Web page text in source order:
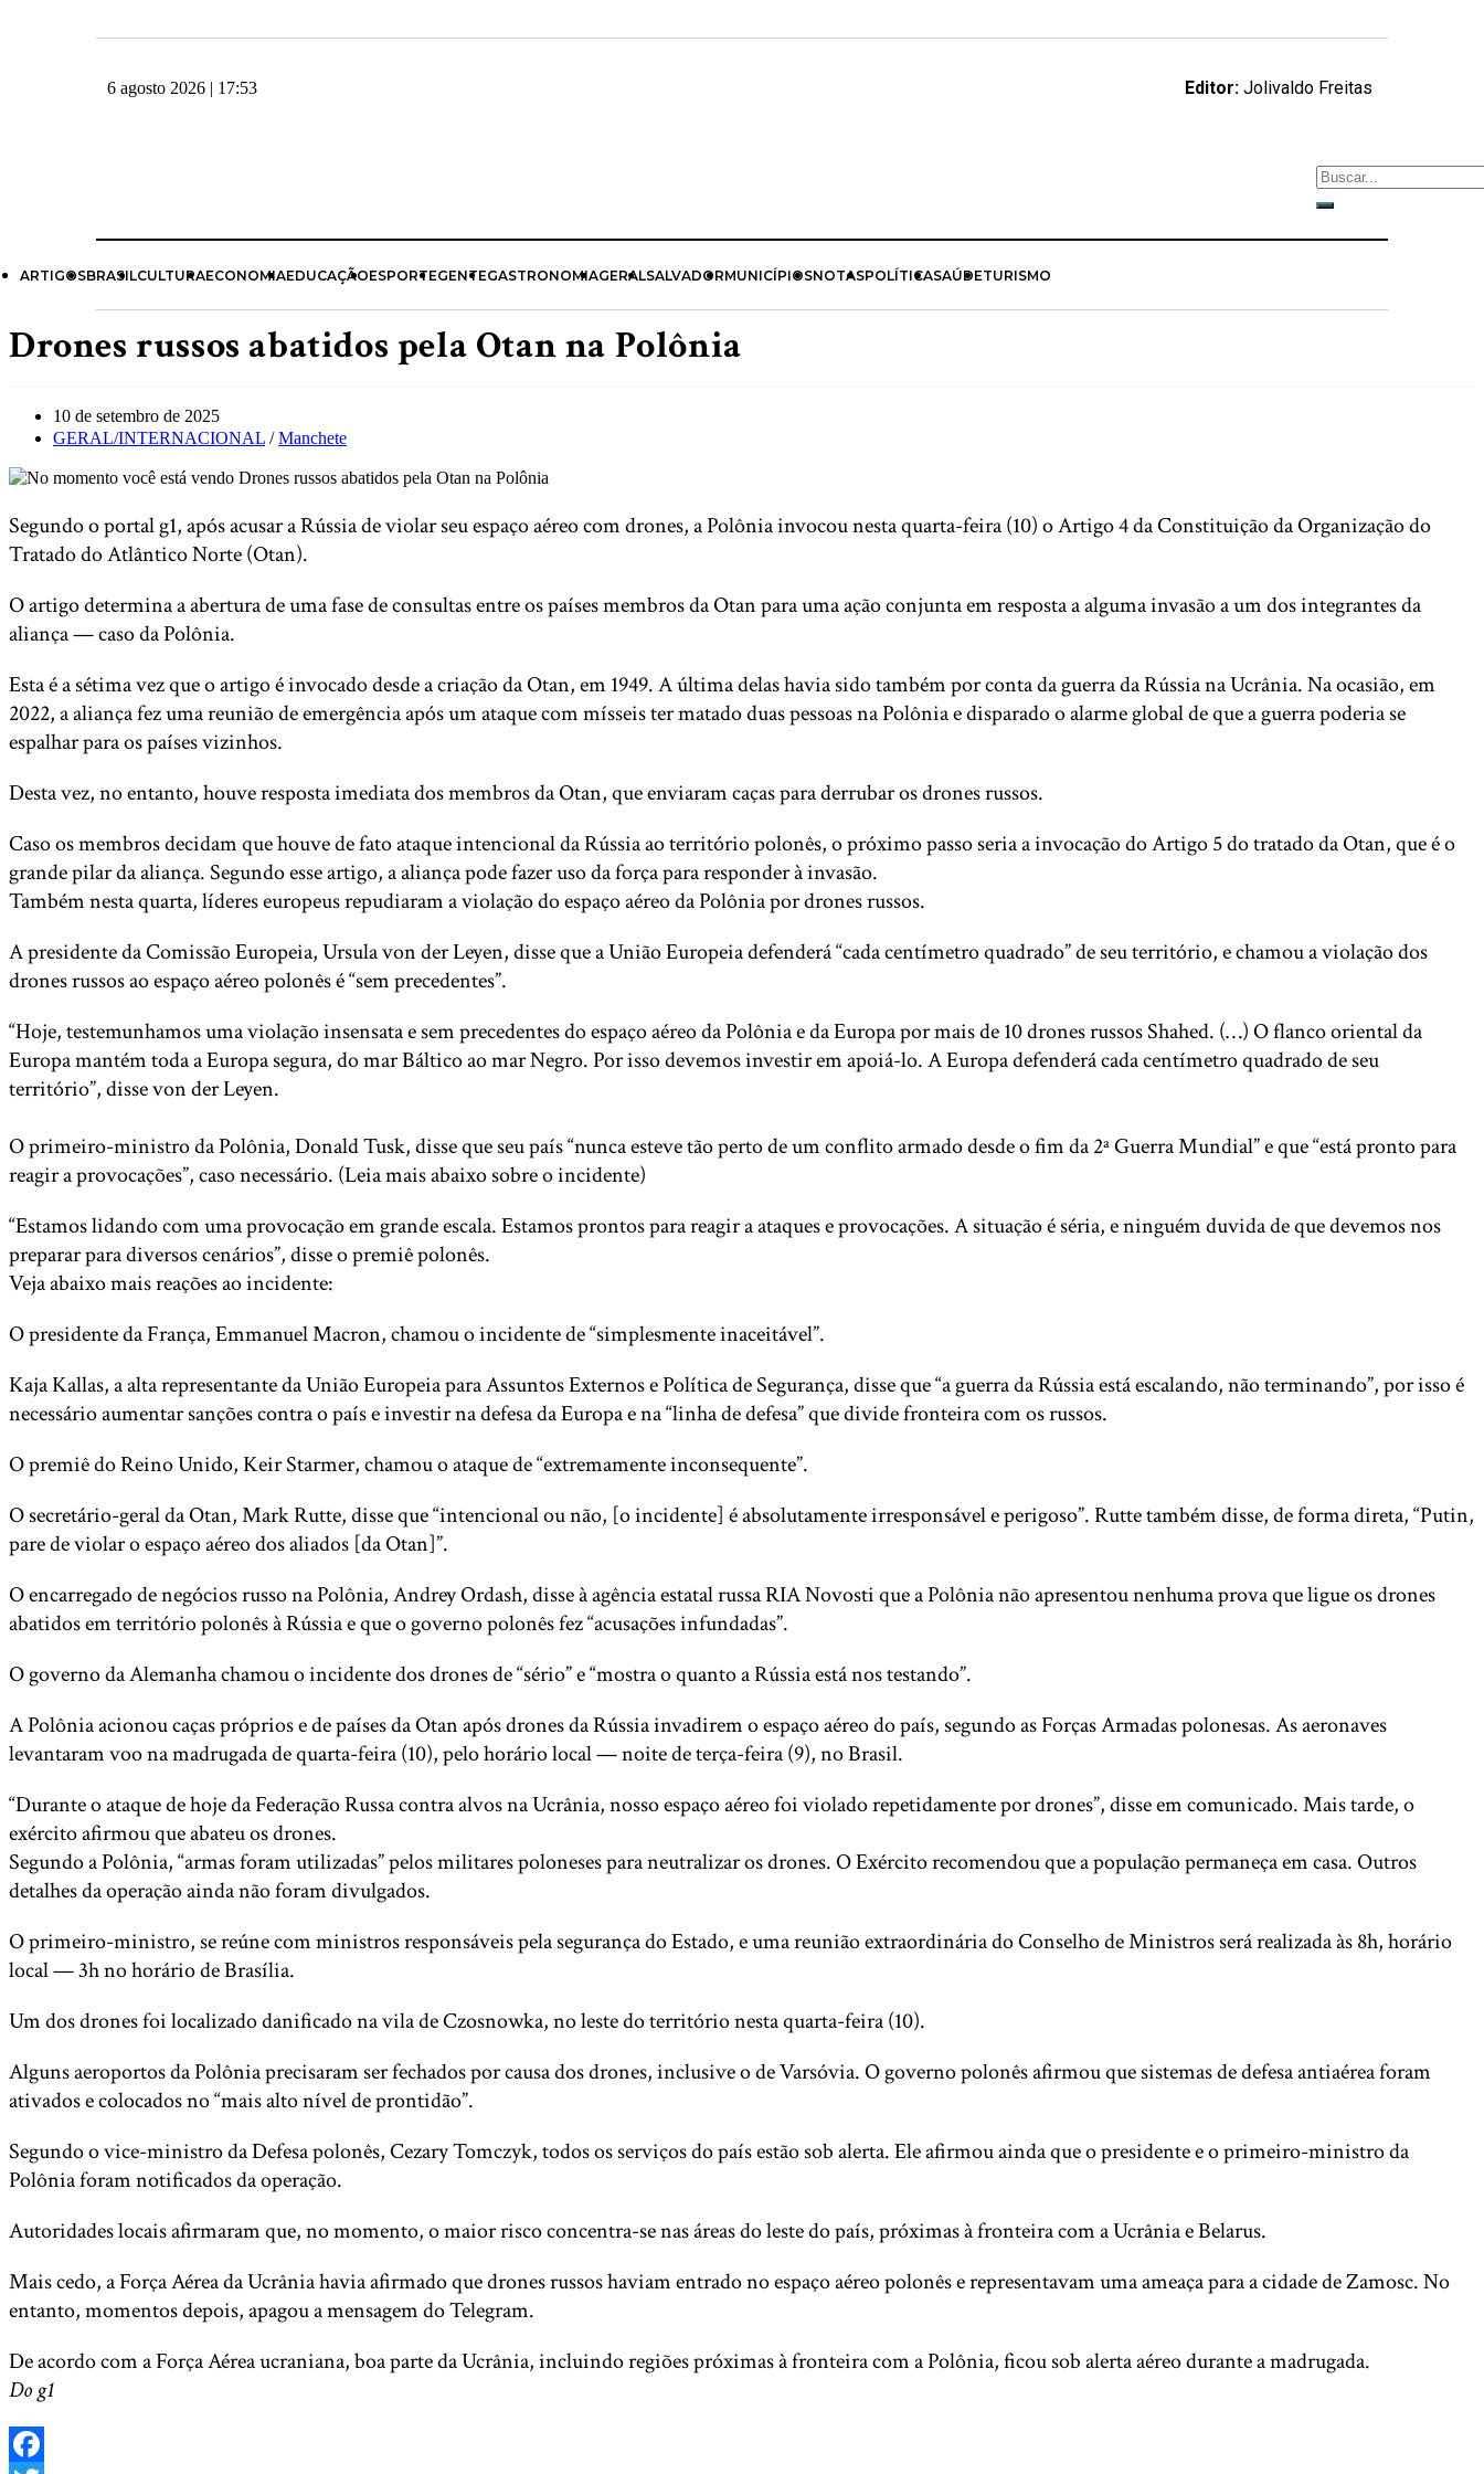
6 agosto 2026 | 17:53 Editor:Jolivaldo Freitas
ARTIGOSBRASILCULTURAECONOMIAEDUCAÇÃOESPORTEGENTEGASTRONOMIAGERALSALVADORMUNICÍPIOSNOTASPOLÍTICASAÚDETURISMO
Drones russos abatidos pela Otan na Polônia
10 de setembro de 2025
GERAL/INTERNACIONAL / Manchete
Segundo o portal g1, após acusar a Rússia de violar seu espaço aéreo com drones, a Polônia invocou nesta quarta-feira (10) o Artigo 4 da Constituição da Organização do
Tratado do Atlântico Norte (Otan).
O artigo determina a abertura de uma fase de consultas entre os países membros da Otan para uma ação conjunta em resposta a alguma invasão a um dos integrantes da
aliança — caso da Polônia.
Esta é a sétima vez que o artigo é invocado desde a criação da Otan, em 1949. A última delas havia sido também por conta da guerra da Rússia na Ucrânia. Na ocasião, em
2022, a aliança fez uma reunião de emergência após um ataque com mísseis ter matado duas pessoas na Polônia e disparado o alarme global de que a guerra poderia se
espalhar para os países vizinhos.
Desta vez, no entanto, houve resposta imediata dos membros da Otan, que enviaram caças para derrubar os drones russos.
Caso os membros decidam que houve de fato ataque intencional da Rússia ao território polonês, o próximo passo seria a invocação do Artigo 5 do tratado da Otan, que é o
grande pilar da aliança. Segundo esse artigo, a aliança pode fazer uso da força para responder à invasão.
Também nesta quarta, líderes europeus repudiaram a violação do espaço aéreo da Polônia por drones russos.
A presidente da Comissão Europeia, Ursula von der Leyen, disse que a União Europeia defenderá “cada centímetro quadrado” de seu território, e chamou a violação dos
drones russos ao espaço aéreo polonês é “sem precedentes”.
“Hoje, testemunhamos uma violação insensata e sem precedentes do espaço aéreo da Polônia e da Europa por mais de 10 drones russos Shahed. (…) O flanco oriental da
Europa mantém toda a Europa segura, do mar Báltico ao mar Negro. Por isso devemos investir em apoiá-lo. A Europa defenderá cada centímetro quadrado de seu
território”, disse von der Leyen.
O primeiro-ministro da Polônia, Donald Tusk, disse que seu país “nunca esteve tão perto de um conflito armado desde o fim da 2ª Guerra Mundial” e que “está pronto para
reagir a provocações”, caso necessário. (Leia mais abaixo sobre o incidente)
“Estamos lidando com uma provocação em grande escala. Estamos prontos para reagir a ataques e provocações. A situação é séria, e ninguém duvida de que devemos nos
preparar para diversos cenários”, disse o premiê polonês.
Veja abaixo mais reações ao incidente:
O presidente da França, Emmanuel Macron, chamou o incidente de “simplesmente inaceitável”.
Kaja Kallas, a alta representante da União Europeia para Assuntos Externos e Política de Segurança, disse que “a guerra da Rússia está escalando, não terminando”, por isso é
necessário aumentar sanções contra o país e investir na defesa da Europa e na “linha de defesa” que divide fronteira com os russos.
O premiê do Reino Unido, Keir Starmer, chamou o ataque de “extremamente inconsequente”.
O secretário-geral da Otan, Mark Rutte, disse que “intencional ou não, [o incidente] é absolutamente irresponsável e perigoso”. Rutte também disse, de forma direta, “Putin,
pare de violar o espaço aéreo dos aliados [da Otan]”.
O encarregado de negócios russo na Polônia, Andrey Ordash, disse à agência estatal russa RIA Novosti que a Polônia não apresentou nenhuma prova que ligue os drones
abatidos em território polonês à Rússia e que o governo polonês fez “acusações infundadas”.
O governo da Alemanha chamou o incidente dos drones de “sério” e “mostra o quanto a Rússia está nos testando”.
A Polônia acionou caças próprios e de países da Otan após drones da Rússia invadirem o espaço aéreo do país, segundo as Forças Armadas polonesas. As aeronaves
levantaram voo na madrugada de quarta-feira (10), pelo horário local — noite de terça-feira (9), no Brasil.
“Durante o ataque de hoje da Federação Russa contra alvos na Ucrânia, nosso espaço aéreo foi violado repetidamente por drones”, disse em comunicado. Mais tarde, o
exército afirmou que abateu os drones.
Segundo a Polônia, “armas foram utilizadas” pelos militares poloneses para neutralizar os drones. O Exército recomendou que a população permaneça em casa. Outros
detalhes da operação ainda não foram divulgados.
O primeiro-ministro, se reúne com ministros responsáveis pela segurança do Estado, e uma reunião extraordinária do Conselho de Ministros será realizada às 8h, horário
local — 3h no horário de Brasília.
Um dos drones foi localizado danificado na vila de Czosnowka, no leste do território nesta quarta-feira (10).
Alguns aeroportos da Polônia precisaram ser fechados por causa dos drones, inclusive o de Varsóvia. O governo polonês afirmou que sistemas de defesa antiaérea foram
ativados e colocados no “mais alto nível de prontidão”.
Segundo o vice-ministro da Defesa polonês, Cezary Tomczyk, todos os serviços do país estão sob alerta. Ele afirmou ainda que o presidente e o primeiro-ministro da
Polônia foram notificados da operação.
Autoridades locais afirmaram que, no momento, o maior risco concentra-se nas áreas do leste do país, próximas à fronteira com a Ucrânia e Belarus.
Mais cedo, a Força Aérea da Ucrânia havia afirmado que drones russos haviam entrado no espaço aéreo polonês e representavam uma ameaça para a cidade de Zamosc. No
entanto, momentos depois, apagou a mensagem do Telegram.
De acordo com a Força Aérea ucraniana, boa parte da Ucrânia, incluindo regiões próximas à fronteira com a Polônia, ficou sob alerta aéreo durante a madrugada.
Do g1